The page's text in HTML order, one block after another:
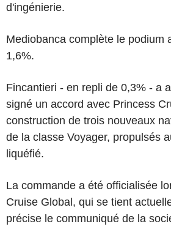
d'ingénierie.
Mediobanca complète le podium
1,6%.
Fincantieri - en repli de 0,3% - a
signé un accord avec Princess
construction de trois nouveaux
de la classe Voyager, propulsés
liquéfié.
La commande a été officialisée
Cruise Global, qui se tient
précise le communiqué de la